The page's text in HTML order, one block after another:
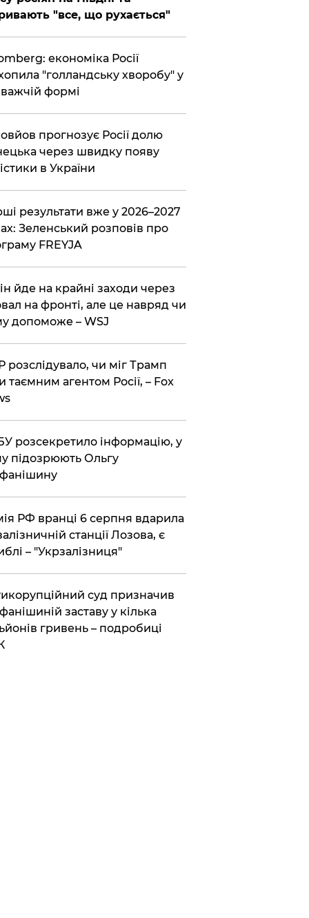
"все, що рухається"
економіка Росії
"голландську хворобу" у
формі
прогнозує Росії долю
через швидку появу
в України
результати вже у 2026–2027
Зеленський розповів про
FREYJA
йде на крайні заходи через
на фронті, але це навряд чи
допоможе – WSJ
розслідувало, чи міг Трамп
таємним агентом Росії, – Fox
розсекретило інформацію, у
підозрюють Ольгу
РФ вранці 6 серпня вдарила
станції Лозова, є
– "Укрзалізниця"
суд призначив
заставу у кілька
гривень – подробиці